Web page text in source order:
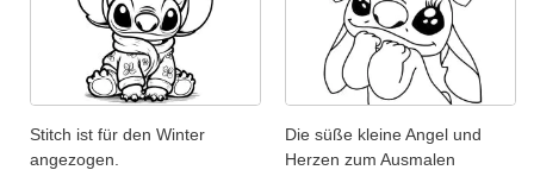
Stitch ist für den Winter
angezogen.
Die süße kleine Angel und
Herzen zum Ausmalen